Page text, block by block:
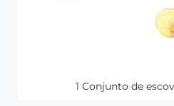
1 Conjunto de